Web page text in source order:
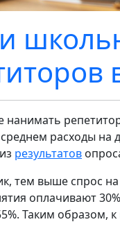
нанимать
расходы на
результатов
тем выше спрос на
оплачивают
Таким